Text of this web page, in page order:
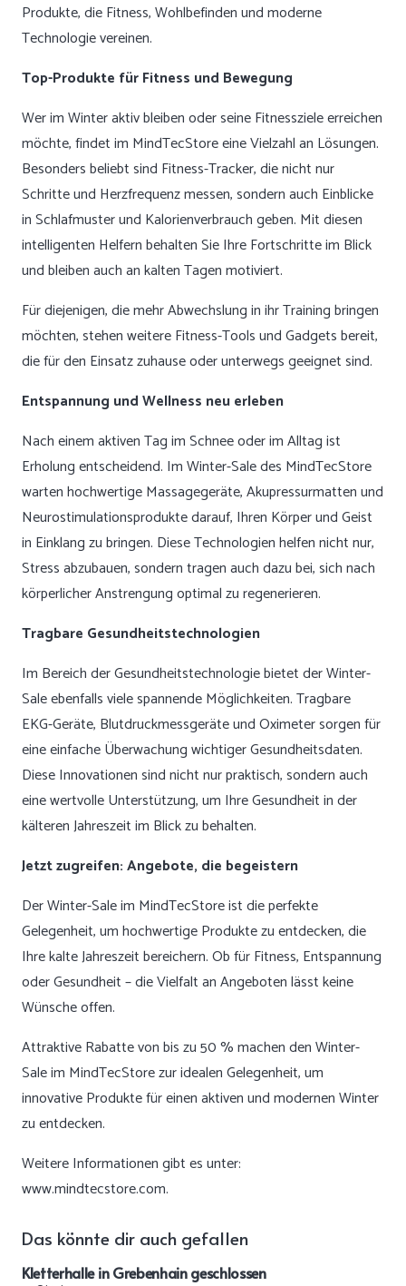
Produkte, die Fitness, Wohlbefinden und moderne
Technologie vereinen.
Top-Produkte für Fitness und Bewegung
Wer im Winter aktiv bleiben oder seine Fitnessziele erreichen
möchte, findet im MindTecStore eine Vielzahl an Lösungen.
Besonders beliebt sind Fitness-Tracker, die nicht nur
Schritte und Herzfrequenz messen, sondern auch Einblicke
in Schlafmuster und Kalorienverbrauch geben. Mit diesen
intelligenten Helfern behalten Sie Ihre Fortschritte im Blick
und bleiben auch an kalten Tagen motiviert.
Für diejenigen, die mehr Abwechslung in ihr Training bringen
möchten, stehen weitere Fitness-Tools und Gadgets bereit,
die für den Einsatz zuhause oder unterwegs geeignet sind.
Entspannung und Wellness neu erleben
Nach einem aktiven Tag im Schnee oder im Alltag ist
Erholung entscheidend. Im Winter-Sale des MindTecStore
warten hochwertige Massagegeräte, Akupressurmatten und
Neurostimulationsprodukte darauf, Ihren Körper und Geist
in Einklang zu bringen. Diese Technologien helfen nicht nur,
Stress abzubauen, sondern tragen auch dazu bei, sich nach
körperlicher Anstrengung optimal zu regenerieren.
Tragbare Gesundheitstechnologien
Im Bereich der Gesundheitstechnologie bietet der Winter-
Sale ebenfalls viele spannende Möglichkeiten. Tragbare
EKG-Geräte, Blutdruckmessgeräte und Oximeter sorgen für
eine einfache Überwachung wichtiger Gesundheitsdaten.
Diese Innovationen sind nicht nur praktisch, sondern auch
eine wertvolle Unterstützung, um Ihre Gesundheit in der
kälteren Jahreszeit im Blick zu behalten.
Jetzt zugreifen: Angebote, die begeistern
Der Winter-Sale im MindTecStore ist die perfekte
Gelegenheit, um hochwertige Produkte zu entdecken, die
Ihre kalte Jahreszeit bereichern. Ob für Fitness, Entspannung
oder Gesundheit – die Vielfalt an Angeboten lässt keine
Wünsche offen.
Attraktive Rabatte von bis zu 50 % machen den Winter-
Sale im MindTecStore zur idealen Gelegenheit, um
innovative Produkte für einen aktiven und modernen Winter
zu entdecken.
Weitere Informationen gibt es unter:
www.mindtecstore.com.
Das könnte dir auch gefallen
Kletterhalle in Grebenhain geschlossen